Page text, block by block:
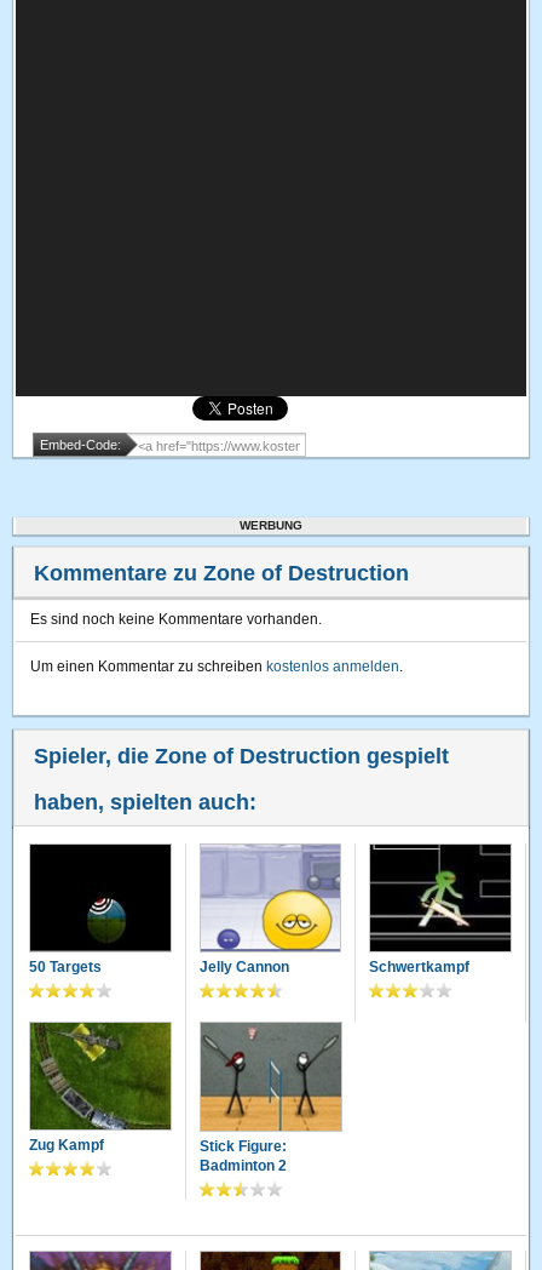
Embed-Code:
WERBUNG
Kommentare zu Zone of Destruction
Es sind noch keine Kommentare vorhanden.
Um einen Kommentar zu schreiben kostenlos anmelden.
Spieler, die Zone of Destruction gespielt
haben, spielten auch:
50 Targets Jelly Cannon Schwertkampf
Zug Kampf
Stick Figure:
Badminton 2